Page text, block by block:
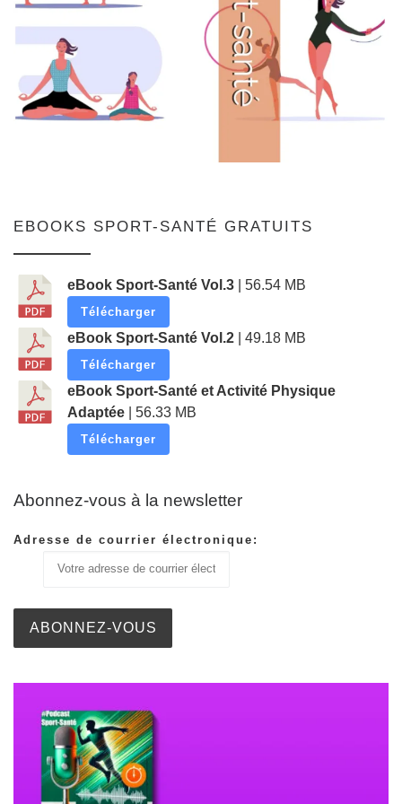
EBOOKS SPORT-SANTÉ GRATUITS
eBook Sport-Santé Vol.3 | 56.54 MB
Télécharger
eBook Sport-Santé Vol.2 | 49.18 MB
Télécharger
eBook Sport-Santé et Activité Physique
Adaptée | 56.33 MB
Télécharger
Abonnez-vous à la newsletter
Adresse de courrier électronique: